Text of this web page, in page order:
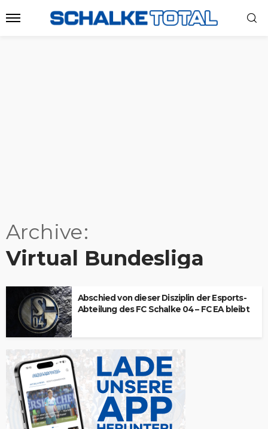
Archive
Virtual Bundesliga
Abschied von dieser Disziplin der Esports-
Abteilung des FC Schalke 04 – FC EA bleibt